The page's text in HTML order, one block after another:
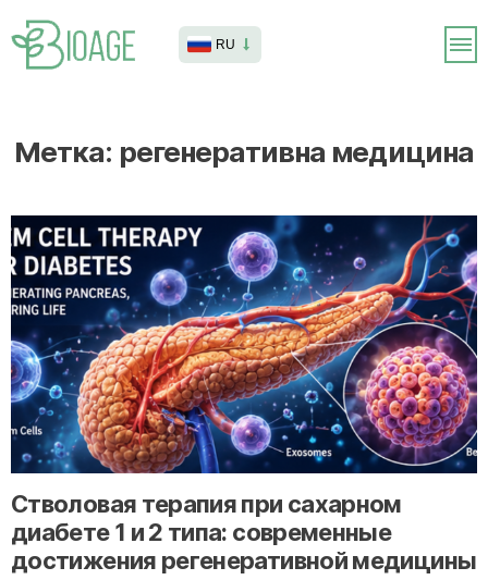
RU
Метка: регенеративна медицина
" alt="loading" class="img-responsive"/>
Стволовая терапия при сахарном
диабете 1 и 2 типа: современные
достижения регенеративной медицины